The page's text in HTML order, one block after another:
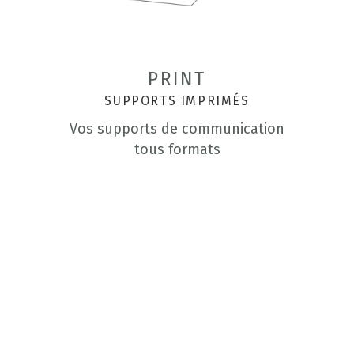
PRINT
SUPPORTS IMPRIMÉS
Vos supports de communication
tous formats